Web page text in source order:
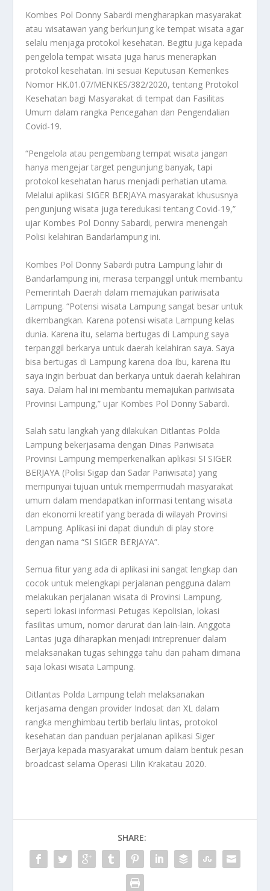
Kombes Pol Donny Sabardi mengharapkan masyarakat
atau wisatawan yang berkunjung ke tempat wisata agar
selalu menjaga protokol kesehatan. Begitu juga kepada
pengelola tempat wisata juga harus menerapkan
protokol kesehatan. Ini sesuai Keputusan Kemenkes
Nomor HK.01.07/MENKES/382/2020, tentang Protokol
Kesehatan bagi Masyarakat di tempat dan Fasilitas
Umum dalam rangka Pencegahan dan Pengendalian
Covid-19.
“Pengelola atau pengembang tempat wisata jangan
hanya mengejar target pengunjung banyak, tapi
protokol kesehatan harus menjadi perhatian utama.
Melalui aplikasi SIGER BERJAYA masyarakat khususnya
pengunjung wisata juga teredukasi tentang Covid-19,”
ujar Kombes Pol Donny Sabardi, perwira menengah
Polisi kelahiran Bandarlampung ini.
Kombes Pol Donny Sabardi putra Lampung lahir di
Bandarlampung ini, merasa terpanggil untuk membantu
Pemerintah Daerah dalam memajukan pariwisata
Lampung. “Potensi wisata Lampung sangat besar untuk
dikembangkan. Karena potensi wisata Lampung kelas
dunia. Karena itu, selama bertugas di Lampung saya
terpanggil berkarya untuk daerah kelahiran saya. Saya
bisa bertugas di Lampung karena doa Ibu, karena itu
saya ingin berbuat dan berkarya untuk daerah kelahiran
saya. Dalam hal ini membantu memajukan pariwisata
Provinsi Lampung,” ujar Kombes Pol Donny Sabardi.
Salah satu langkah yang dilakukan Ditlantas Polda
Lampung bekerjasama dengan Dinas Pariwisata
Provinsi Lampung memperkenalkan aplikasi SI SIGER
BERJAYA (Polisi Sigap dan Sadar Pariwisata) yang
mempunyai tujuan untuk mempermudah masyarakat
umum dalam mendapatkan informasi tentang wisata
dan ekonomi kreatif yang berada di wilayah Provinsi
Lampung. Aplikasi ini dapat diunduh di play store
dengan nama “SI SIGER BERJAYA”.
Semua fitur yang ada di aplikasi ini sangat lengkap dan
cocok untuk melengkapi perjalanan pengguna dalam
melakukan perjalanan wisata di Provinsi Lampung,
seperti lokasi informasi Petugas Kepolisian, lokasi
fasilitas umum, nomor darurat dan lain-lain. Anggota
Lantas juga diharapkan menjadi intreprenuer dalam
melaksanakan tugas sehingga tahu dan paham dimana
saja lokasi wisata Lampung.
Ditlantas Polda Lampung telah melaksanakan
kerjasama dengan provider Indosat dan XL dalam
rangka menghimbau tertib berlalu lintas, protokol
kesehatan dan panduan perjalanan aplikasi Siger
Berjaya kepada masyarakat umum dalam bentuk pesan
broadcast selama Operasi Lilin Krakatau 2020.
SHARE: